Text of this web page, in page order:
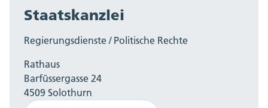
Staatskanzlei
Regierungsdienste / Politische Rechte
Rathaus
Barfüssergasse 24
4509 Solothurn